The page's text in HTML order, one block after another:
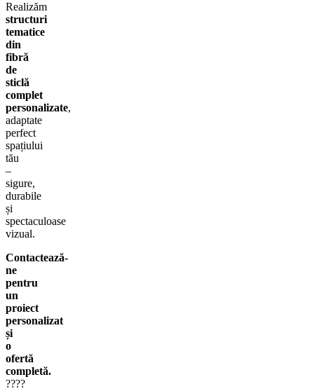
Realizăm
structuri
tematice
din
fibră
de
sticlă
complet
personalizate,
adaptate
perfect
spațiului
tău
–
sigure,
durabile
și
spectaculoase
vizual.
Contactează-
ne
pentru
un
proiect
personalizat
și
o
ofertă
completă.
????